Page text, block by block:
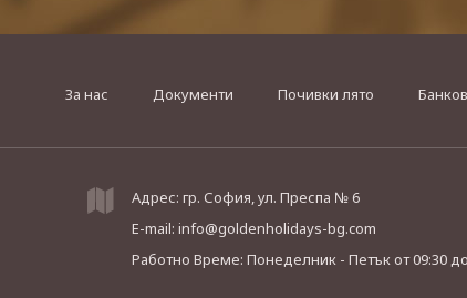
За нас Документи Почивки лято
Адрес: гр. София, ул. Преспа № 6
E-mail: info@goldenholidays-bg.com
Работно Време: Понеделник - Петъкот 09:30